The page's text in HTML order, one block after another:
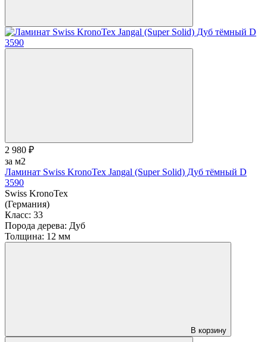
2 980 ₽
за м2
Ламинат Swiss KronoTex Jangal (Super Solid) Дуб тёмный D
3590
Swiss KronoTex
(Германия)
Класс: 33
Порода дерева: Дуб
Толщина: 12 мм
В корзину